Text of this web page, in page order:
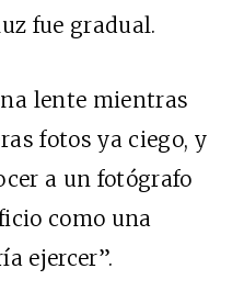
fue gradual.
lente mientras
fotos ya ciego, y
a un fotógrafo
como una
ejercer”.